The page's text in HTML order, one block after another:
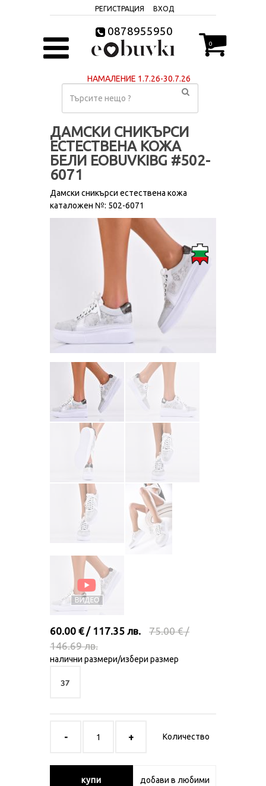
РЕГИСТРАЦИЯ ВХОД
0878955950
0
НАМАЛЕНИЕ 1.7.26-30.7.26
ДАМСКИ СНИКЪРСИ
ЕСТЕСТВЕНА КОЖА
БЕЛИ EOBUVKIBG #502-
6071
Дамски сникърси естествена кожа
каталожен №: 502-6071
60.00 € / 117.35 лв.
75.00 € /
146.69 лв.
налични размери/избери размер
37
Количество
купи добави в любими